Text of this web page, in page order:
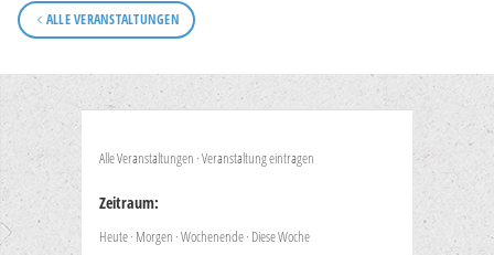
ALLE VERANSTALTUNGEN
Alle Veranstaltungen ·Veranstaltung eintragen
Zeitraum:
Heute· Morgen ·Wochenende· Diese Woche